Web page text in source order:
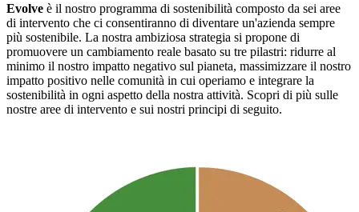
Evolve è il nostro programma di sostenibilità composto da sei aree
di intervento che ci consentiranno di diventare un'azienda sempre
più sostenibile. La nostra ambiziosa strategia si propone di
promuovere un cambiamento reale basato su tre pilastri: ridurre al
minimo il nostro impatto negativo sul pianeta, massimizzare il nostro
impatto positivo nelle comunità in cui operiamo e integrare la
sostenibilità in ogni aspetto della nostra attività. Scopri di più sulle
nostre aree di intervento e sui nostri principi di seguito.